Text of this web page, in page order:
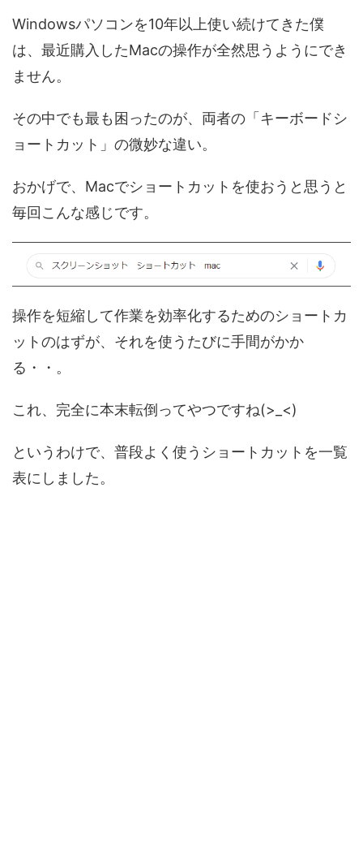
Windowsパソコンを10年以上使い続けてきた僕
は、最近購入したMacの操作が全然思うようにでき
ません。
その中でも最も困ったのが、両者の「キーボードシ
ョートカット」の微妙な違い。
おかげで、Macでショートカットを使おうと思うと
毎回こんな感じです。
操作を短縮して作業を効率化するためのショートカ
ットのはずが、それを使うたびに手間がかか
る・・。
これ、完全に本末転倒ってやつですね(>_<)
というわけで、普段よく使うショートカットを一覧
表にしました。